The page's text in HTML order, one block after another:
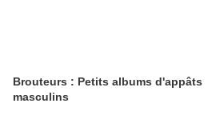
Brouteurs : Petits albums d'appâts
masculins